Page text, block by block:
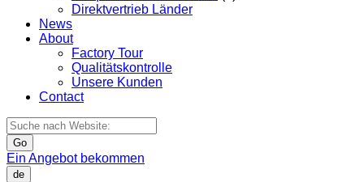
Direktvertrieb Länder
News
About
Factory Tour
Qualitätskontrolle
Unsere Kunden
Contact
Go
Ein Angebot bekommen
de